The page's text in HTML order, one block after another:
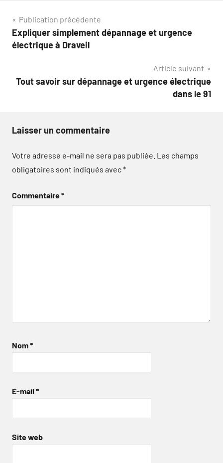
Navigation
de
Publication précédente
Expliquer simplement dépannage et urgence
électrique à Draveil
Article suivant
Tout savoir sur dépannage et urgence électrique
dans le 91
Laisser un commentaire
Votre adresse e-mail ne sera pas publiée. Les champs
obligatoires sont indiqués avec*
Commentaire*
Nom*
E-mail *
Site web